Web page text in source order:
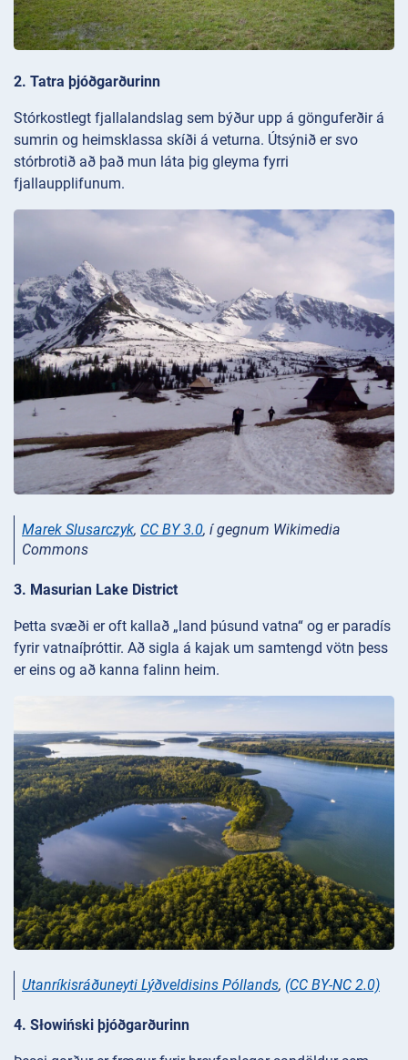
2. Tatra þjóðgarðurinn
Stórkostlegt fjallalandslag sem býður upp á gönguferðir á
sumrin og heimsklassa skíði á veturna. Útsýnið er svo
stórbrotið að það mun láta þig gleyma fyrri
fjallaupplifunum.
Marek Slusarczyk, CC BY 3.0, í gegnum Wikimedia
Commons
3. Masurian Lake District
Þetta svæði er oft kallað „land þúsund vatna“ og er paradís
fyrir vatnaíþróttir. Að sigla á kajak um samtengd vötn þess
er eins og að kanna falinn heim.
Utanríkisráðuneyti Lýðveldisins Póllands, (CC BY-NC 2.0)
4. Słowiński þjóðgarðurinn